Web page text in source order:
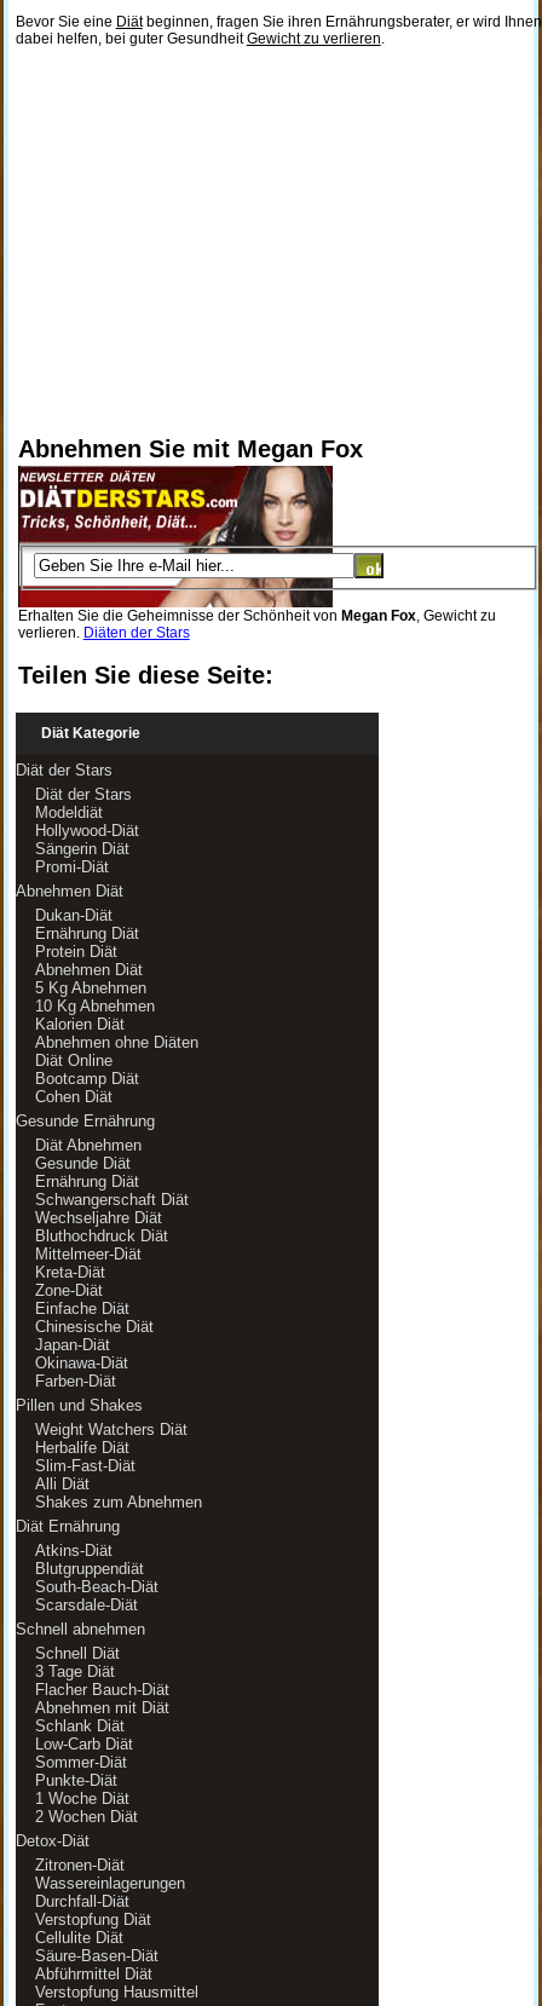
Bevor Sie eine Diätbeginnen, fragen Sie ihren Ernährungsberater, er wird Ihnen
dabei helfen, bei guter GesundheitGewicht zu verlieren.
Abnehmen Sie mit Megan Fox
Erhalten Sie die Geheimnisse der Schönheit von Megan Fox, Gewicht zu
verlieren. Diäten der Stars
Teilen Sie diese Seite:
Diät Kategorie
Diät der Stars
Diät der Stars
Modeldiät
Hollywood-Diät
Sängerin Diät
Promi-Diät
Abnehmen Diät
Dukan-Diät
Ernährung Diät
Protein Diät
Abnehmen Diät
5 Kg Abnehmen
10 Kg Abnehmen
Kalorien Diät
Abnehmen ohne Diäten
Diät Online
Bootcamp Diät
Cohen Diät
Gesunde Ernährung
Diät Abnehmen
Gesunde Diät
Ernährung Diät
Schwangerschaft Diät
Wechseljahre Diät
Bluthochdruck Diät
Mittelmeer-Diät
Kreta-Diät
Zone-Diät
Einfache Diät
Chinesische Diät
Japan-Diät
Okinawa-Diät
Farben-Diät
Pillen und Shakes
Weight Watchers Diät
Herbalife Diät
Slim-Fast-Diät
Alli Diät
Shakes zum Abnehmen
Diät Ernährung
Atkins-Diät
Blutgruppendiät
South-Beach-Diät
Scarsdale-Diät
Schnell abnehmen
Schnell Diät
3 Tage Diät
Flacher Bauch-Diät
Abnehmen mit Diät
Schlank Diät
Low-Carb Diät
Sommer-Diät
Punkte-Diät
1 Woche Diät
2 Wochen Diät
Detox-Diät
Zitronen-Diät
Wassereinlagerungen
Durchfall-Diät
Verstopfung Diät
Cellulite Diät
Säure-Basen-Diät
Abführmittel Diät
Verstopfung Hausmittel